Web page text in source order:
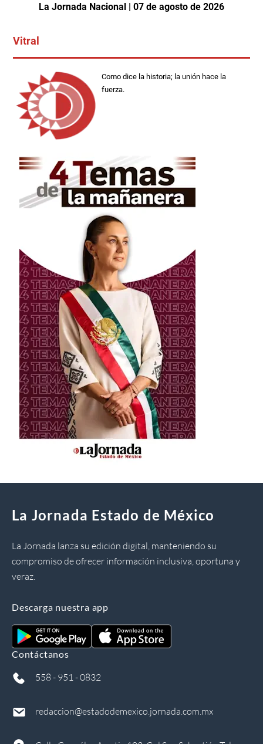
La Jornada Nacional | 07 de agosto de 2026
Vitral
Como dice la historia; la unión hace la
fuerza.
La Jornada Estado de México
La Jornada lanza su edición digital, manteniendo su
compromiso de ofrecer información inclusiva, oportuna y
veraz.
Descarga nuestra app
Contáctanos
558 - 951 - 0832
redaccion@estadodemexico.jornada.com.mx